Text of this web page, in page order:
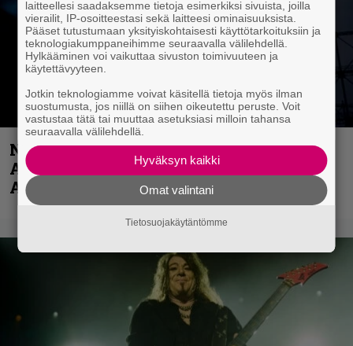
Näin lähtee Ghostin Tobias Forgelta
Accept – menossa mukana myös
Anthrax- ja Korn-miehistöä
laitteellesi saadaksemme tietoja esimerkiksi sivuista, joilla
vierailit, IP-osoitteestasi sekä laitteesi ominaisuuksista.
Pääset tutustumaan yksityiskohtaisesti käyttötarkoituksiin ja
teknologiakumppaneihimme seuraavalla välilehdellä.
Hylkääminen voi vaikuttaa sivuston toimivuuteen ja
käytettävyyteen.
Jotkin teknologiamme voivat käsitellä tietoja myös ilman
suostumusta, jos niillä on siihen oikeutettu peruste. Voit
vastustaa tätä tai muuttaa asetuksiasi milloin tahansa
seuraavalla välilehdellä.
Hyväksyn kaikki
Omat valintani
Tietosuojakäytäntömme